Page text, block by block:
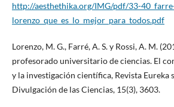
http://aesthethika.org/IMG/pdf/33-
lorenzo_que_es_lo_mejor_para_todos.pdf
Lorenzo, M. G., Farré, A. S. y Rossi, A. M.
profesorado universitario de ciencias. El
y la investigación científica, Revista Eureka
Divulgación de las Ciencias, 15(3), 3603.